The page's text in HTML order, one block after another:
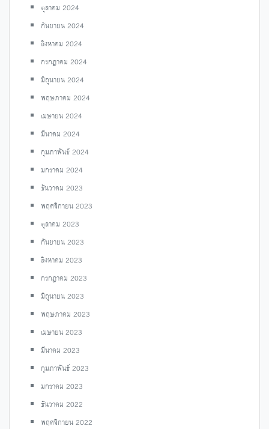
ตุลาคม 2024
กันยายน 2024
สิงหาคม 2024
กรกฎาคม 2024
มิถุนายน 2024
พฤษภาคม 2024
เมษายน 2024
มีนาคม 2024
กุมภาพันธ์ 2024
มกราคม 2024
ธันวาคม 2023
พฤศจิกายน 2023
ตุลาคม 2023
กันยายน 2023
สิงหาคม 2023
กรกฎาคม 2023
มิถุนายน 2023
พฤษภาคม 2023
เมษายน 2023
มีนาคม 2023
กุมภาพันธ์ 2023
มกราคม 2023
ธันวาคม 2022
พฤศจิกายน 2022